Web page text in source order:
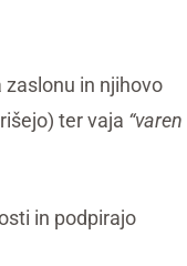
in njihovo
ter vaja “varen
in podpirajo